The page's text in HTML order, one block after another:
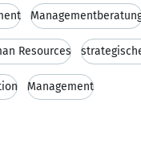
Resources
Management